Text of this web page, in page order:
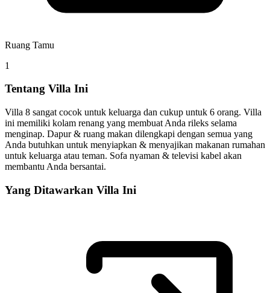
Ruang Tamu
1
Tentang Villa Ini
Villa 8 sangat cocok untuk keluarga dan cukup untuk 6 orang. Villa
ini memiliki kolam renang yang membuat Anda rileks selama
menginap. Dapur & ruang makan dilengkapi dengan semua yang
Anda butuhkan untuk menyiapkan & menyajikan makanan rumahan
untuk keluarga atau teman. Sofa nyaman & televisi kabel akan
membantu Anda bersantai.
Yang Ditawarkan Villa Ini